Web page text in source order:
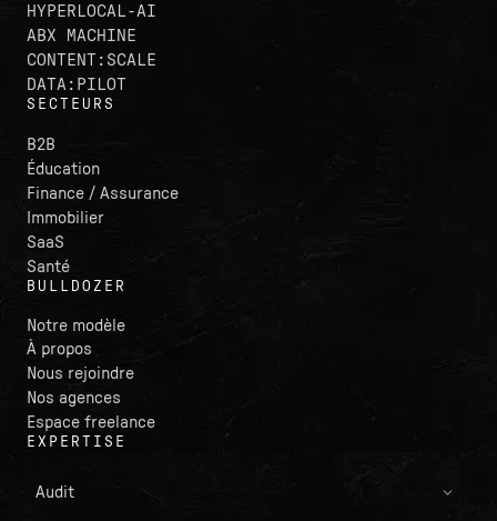
HYPERLOCAL-AI
ABX MACHINE
CONTENT:SCALE
DATA:PILOT
SECTEURS
B2B
Éducation
Finance / Assurance
Immobilier
SaaS
Santé
BULLDOZER
Notre modèle
À propos
Nous rejoindre
Nos agences
Espace freelance
EXPERTISE
Audit